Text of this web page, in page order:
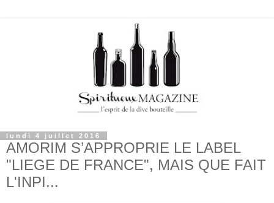
lundi 4 juillet 2016
AMORIM S’APPROPRIE LE LABEL
"LIEGE DE FRANCE", MAIS QUE FAIT
L'INPI...